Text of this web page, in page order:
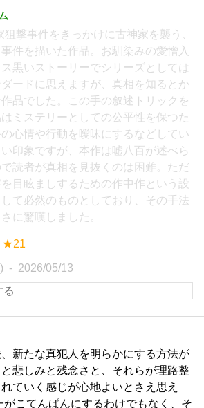
狙撃事件をきっかけに古神家を襲う、
件を描いた作品。お馴染みの愛憎入
ス黒いストーリーでシリーズとしては
ードに思えますが、真相を知るとか
品でした。この手の叙述トリックを
ミステリーとしての公平性を保つた
心情や行動を曖昧にするなどしてい
印象ですが、本作は嘘八百が述べら
読者が真相を見抜くのは困難。ただ
目眩ましするための作中作という設
て必然のものとしており、その手法
に驚嘆しました。
★21
2026/05/13
新たな真犯人を明らかにする方法が
悲しみと残念さと、それらが理路整
ていく感じが心地よいとさえ思え
がこてんぱんにするわけでもなく、そ